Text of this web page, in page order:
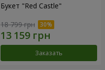
Букет "Red Castle"
18 799 грн
Заказать